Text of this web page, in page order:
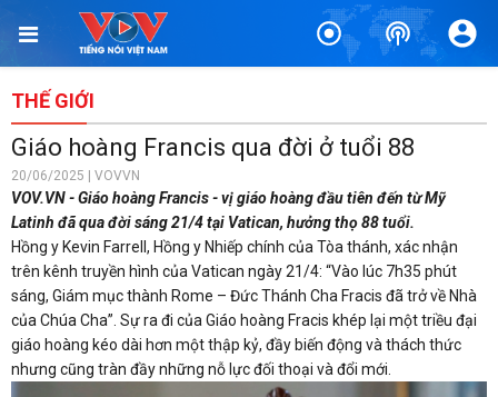
THẾ GIỚI
Giáo hoàng Francis qua đời ở tuổi 88
20/06/2025 | VOVVN
VOV.VN - Giáo hoàng Francis - vị giáo hoàng đầu tiên đến từ Mỹ
Latinh đã qua đời sáng 21/4 tại Vatican, hưởng thọ 88 tuổi.
Hồng y Kevin Farrell, Hồng y Nhiếp chính của Tòa thánh, xác nhận
trên kênh truyền hình của Vatican ngày 21/4: “Vào lúc 7h35 phút
sáng, Giám mục thành Rome – Đức Thánh Cha Fracis đã trở về Nhà
của Chúa Cha”. Sự ra đi của Giáo hoàng Fracis khép lại một triều đại
giáo hoàng kéo dài hơn một thập kỷ, đầy biến động và thách thức
nhưng cũng tràn đầy những nỗ lực đối thoại và đổi mới.